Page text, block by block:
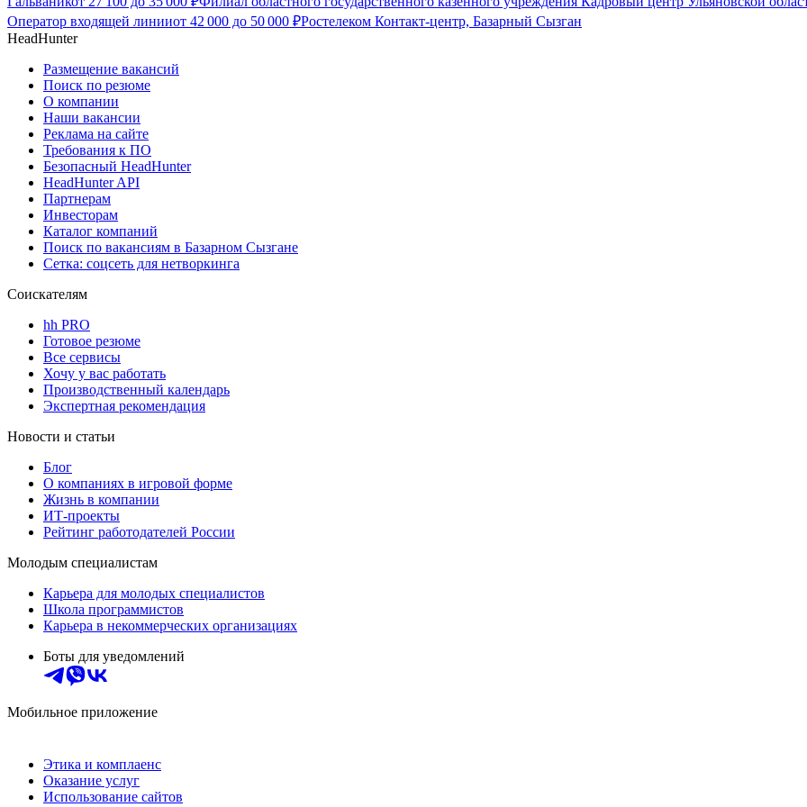
Оператор входящей линииот 42 000 до 50 000 ₽Ростелеком Контакт-центр, Базарный Сызган
HeadHunter
Размещение вакансий
Поиск по резюме
О компании
Наши вакансии
Реклама на сайте
Требования к ПО
Безопасный HeadHunter
HeadHunter API
Партнерам
Инвесторам
Каталог компаний
Поиск по вакансиям в Базарном Сызгане
Сетка: соцсеть для нетворкинга
Соискателям
hh PRO
Готовое резюме
Все сервисы
Хочу у вас работать
Производственный календарь
Экспертная рекомендация
Новости и статьи
Блог
О компаниях в игровой форме
Жизнь в компании
ИТ-проекты
Рейтинг работодателей России
Молодым специалистам
Карьера для молодых специалистов
Школа программистов
Карьера в некоммерческих организациях
Боты для уведомлений
Мобильное приложение
Этика и комплаенс
Оказание услуг
Использование сайтов